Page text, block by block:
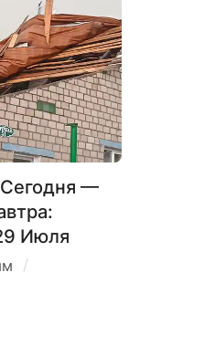
—
Июля
/